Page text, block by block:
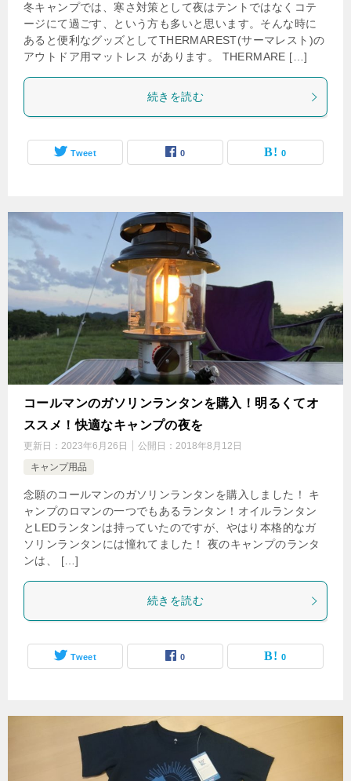
冬キャンプでは、寒さ対策として夜はテントではなくコテ
ージにて過ごす、という方も多いと思います。そんな時に
あると便利なグッズとしてTHERMAREST(サーマレスト)の
アウトドア用マットレス があります。 THERMARE […]
続きを読む
Tweet 0 0
コールマンのガソリンランタンを購入！明るくてオ
ススメ！快適なキャンプの夜を
更新日： 2023年6月26日 公開日： 2018年8月12日
キャンプ用品
念願のコールマンのガソリンランタンを購入しました！ キ
ャンプのロマンの一つでもあるランタン！オイルランタン
とLEDランタンは持っていたのですが、やはり本格的なガ
ソリンランタンには憧れてました！ 夜のキャンプのランタ
ンは、 […]
続きを読む
Tweet 0 0